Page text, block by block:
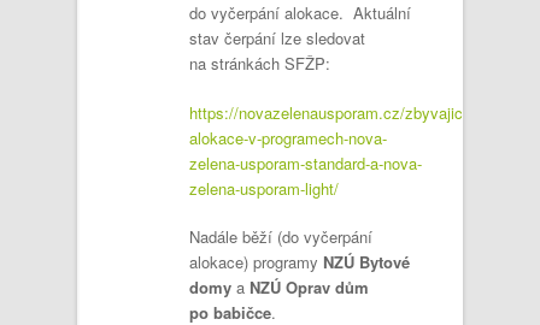
do vyčerpání alokace. Aktuální
stav čerpání lze sledovat
na stránkách SFŽP:
https://novazelenausporam.cz/zbyvajici-
alokace-v-programech-nova-
zelena-usporam-standard-a-nova-
zelena-usporam-light/
Nadále běží (do vyčerpání
alokace) programy NZÚ Bytové
domy a NZÚ Oprav dům
po babičce.